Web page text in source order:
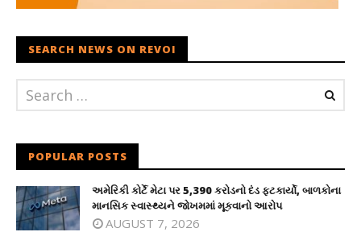
SEARCH NEWS ON REVOI
POPULAR POSTS
અમેરિકી કોર્ટે મેટા પર 5,390 કરોડનો દંડ ફટકાર્યો, બાળકોના
માનસિક સ્વાસ્થ્યને જોખમમાં મૂકવાનો આરોપ
AUGUST 7, 2026